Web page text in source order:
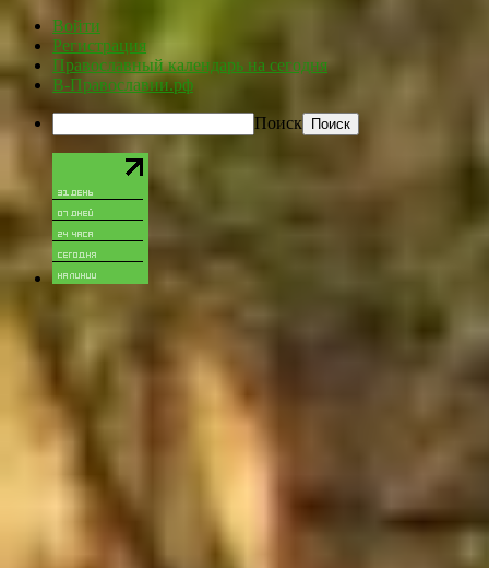
Войти
Регистрация
Православный календарь на сегодня
В-Православии.рф
Поиск